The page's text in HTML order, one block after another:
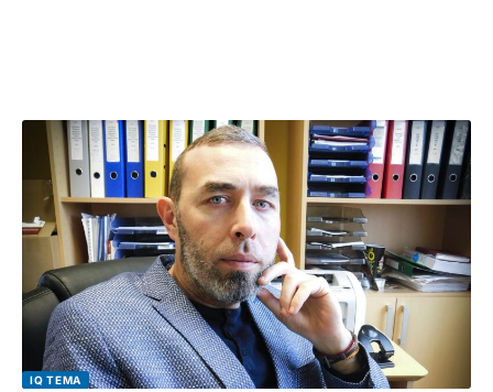
IQ TEMA